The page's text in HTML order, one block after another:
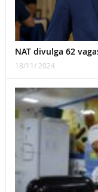
NAT divulga 62
18/11/ 2024